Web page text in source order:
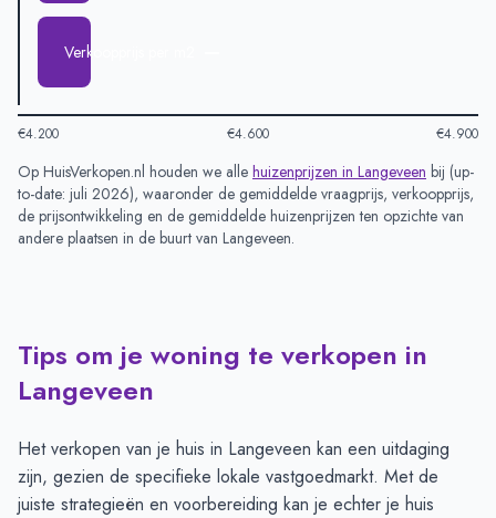
Verkoopprijs per m2
€4.200 €4.600 €4.900
Op HuisVerkopen.nl houden we alle huizenprijzen in Langeveen bij (up-
to-date: juli 2026), waaronder de gemiddelde vraagprijs, verkoopprijs,
de prijsontwikkeling en de gemiddelde huizenprijzen ten opzichte van
andere plaatsen in de buurt van Langeveen.
Tips om je woning te verkopen in
Langeveen
Het verkopen van je huis in Langeveen kan een uitdaging
zijn, gezien de specifieke lokale vastgoedmarkt. Met de
juiste strategieën en voorbereiding kan je echter je huis